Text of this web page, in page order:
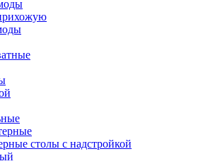
столы с надстройкой